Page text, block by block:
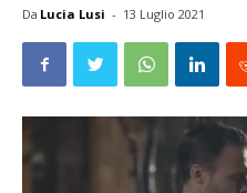
Da Lucia Lusi - 13 Luglio 2021